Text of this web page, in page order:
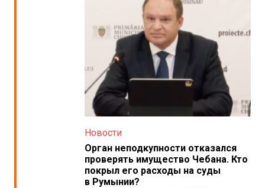
Новости
Орган неподкупности отказался
проверять имущество Чебана. Кто
покрыл его расходы на суды
в Румынии?